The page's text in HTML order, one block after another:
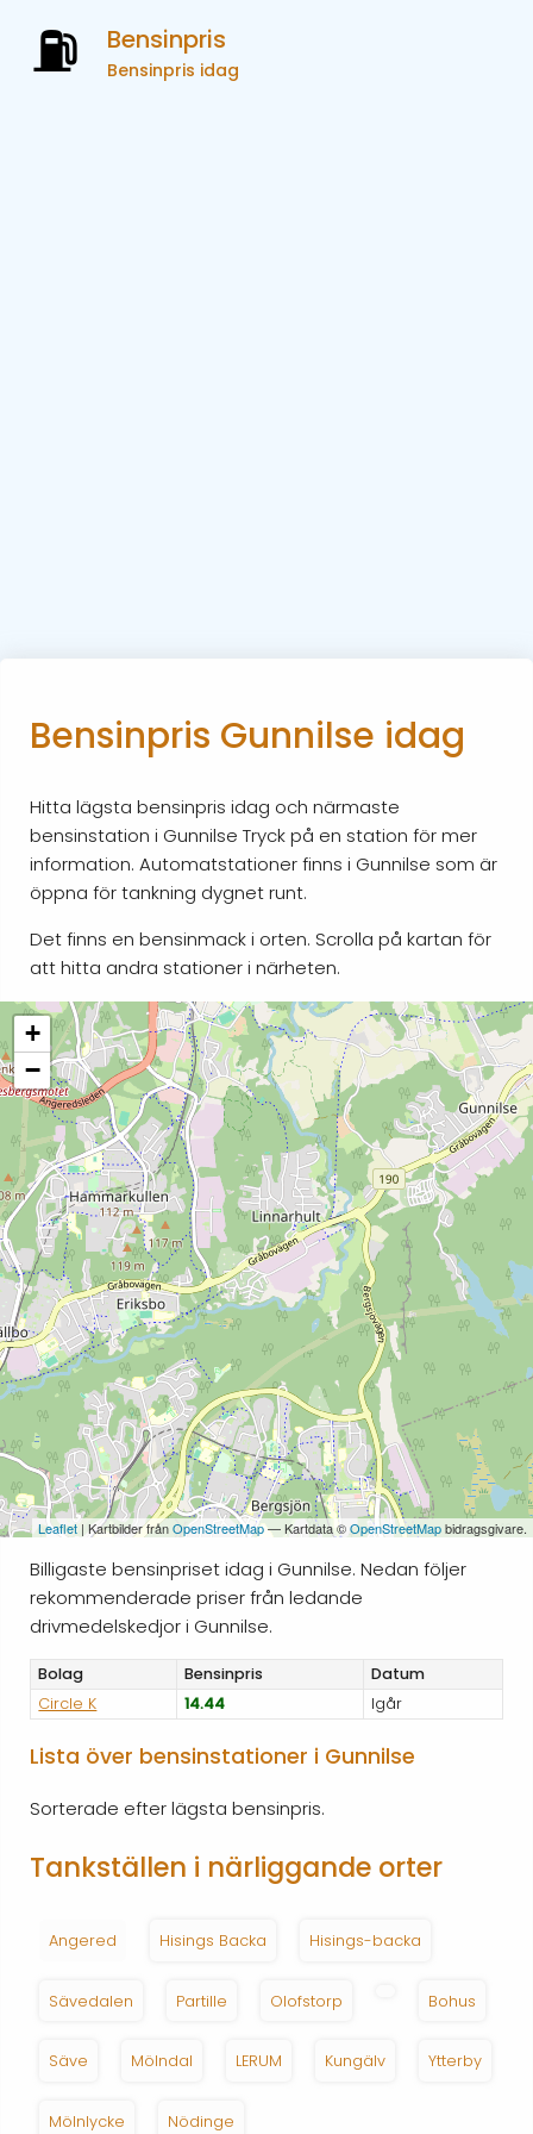
Bensinpris
Bensinpris idag
Bensinpris Gunnilse idag
Hitta lägsta bensinpris idag och närmaste
bensinstation i Gunnilse Tryck på en station för mer
information. Automatstationer finns i Gunnilse som är
öppna för tankning dygnet runt.
Det finns en bensinmack i orten. Scrolla på kartan för
att hitta andra stationer i närheten.
+
−
Leaflet | Kartbilder frånOpenStreetMap— Kartdata ©OpenStreetMapbidragsgivare.
Billigaste bensinpriset idag i Gunnilse. Nedan följer
rekommenderade priser från ledande
drivmedelskedjor i Gunnilse.
Bolag Bensinpris
Datum
Circle K
14.44 Igår
Lista över bensinstationer i Gunnilse
Sorterade efter lägsta bensinpris.
Tankställen i närliggande orter
Angered Hisings Backa Hisings-backa
Sävedalen Partille Olofstorp Bohus
Säve Mölndal LERUM Kungälv Ytterby
Mölnlycke Nödinge